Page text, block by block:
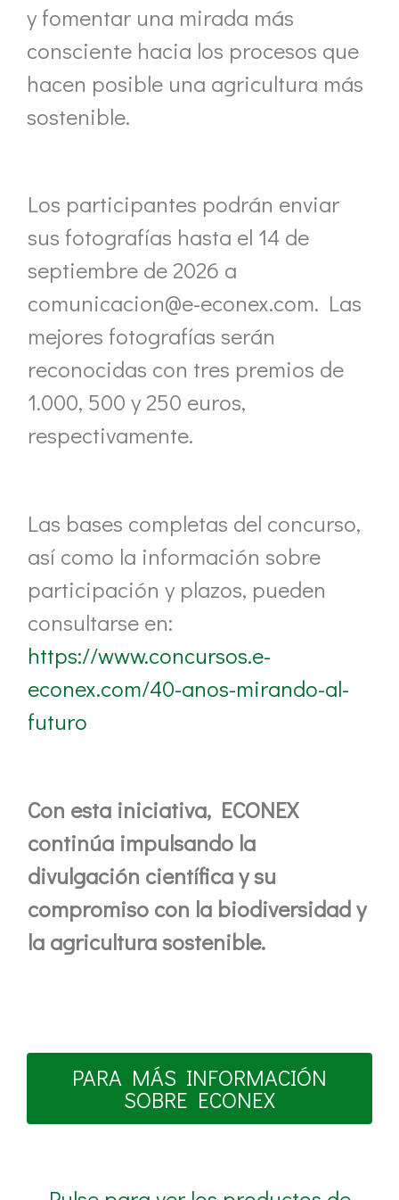
y fomentar una mirada más
consciente hacia los procesos que
hacen posible una agricultura más
sostenible.
Los participantes podrán enviar
sus fotografías hasta el 14 de
septiembre de 2026 a
comunicacion@e-econex.com. Las
mejores fotografías serán
reconocidas con tres premios de
1.000, 500 y 250 euros,
respectivamente.
Las bases completas del concurso,
así como la información sobre
participación y plazos, pueden
consultarse en:
https://www.concursos.e-
econex.com/40-anos-mirando-al-
futuro
Con esta iniciativa, ECONEX
continúa impulsando la
divulgación científica y su
compromiso con la biodiversidad y
la agricultura sostenible.
PARA MÁS INFORMACIÓN
SOBRE ECONEX